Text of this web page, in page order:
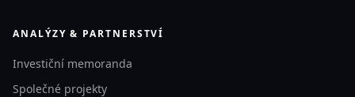
ANALÝZY & PARTNERSTVÍ
Investiční memoranda
Společné projekty